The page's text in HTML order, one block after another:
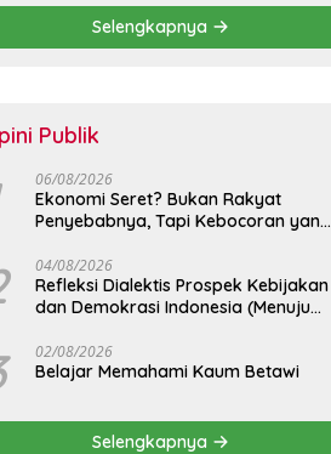
dan
Upah
Hidup
Selengkapnya
Publik
06/08/2026
Ekonomi Seret? Bukan Rakyat
Penyebabnya, Tapi Kebocoran yang
04/08/2026
Refleksi Dialektis Prospek Kebijakan
dan Demokrasi Indonesia (Menuju
Republik Indonesia)
02/08/2026
Belajar Memahami Kaum Betawi
Selengkapnya